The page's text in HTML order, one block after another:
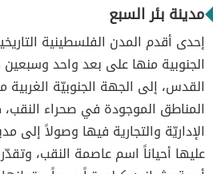
مدينة بئر السبع
إحدى أقدم المدن الفلسطينية
الجنوبية منها على بعد واحد وسبعين
القدس، إلى الجهة الجنوبيّة الغربية
المناطق الموجودة في صحراء النقب،
الإداريّة والتجارية فيها وصولاً إلى
عليها أحياناً اسم عاصمة النقب،